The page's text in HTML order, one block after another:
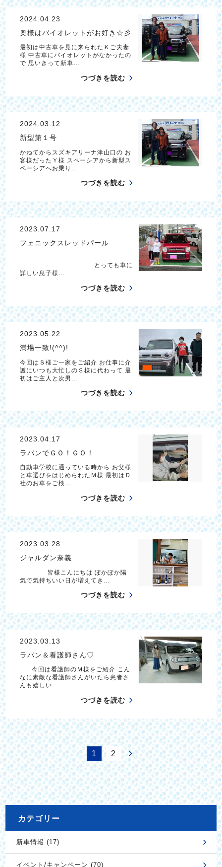
2024.04.23
奥様はバイオレットがお好き☆彡
最初は中古車を見に来られたＫご夫妻
様 中古車にバイオレットがなかったの
で 思いきって新車…
つづきを読む
2024.03.12
新型第１号
かねてからスズキアリーナ津山口の お
客様だったＹ様 スペーシアから新型ス
ペーシアへお乗り…
つづきを読む
2023.07.17
フェニックスレッドパール
とっても車に
詳しい息子様…
つづきを読む
2023.05.22
満場一致!(^^)!
今回はＳ様ご一家をご紹介 お仕事に介
護にいつも大忙しのＳ様に代わって 最
初はご主人と次男…
つづきを読む
2023.04.17
ラパンでＧＯ！ＧＯ！
自動車学校に通っている時から お父様
と車選びをはじめられたＭ様 最初はＤ
社のお車をご検…
つづきを読む
2023.03.28
ジャルダン奈義
皆様こんにちは ぽかぽか陽
気で気持ちいい日が増えてき…
つづきを読む
2023.03.13
ラパン＆看護師さん♡
今回は看護師のＭ様をご紹介 こん
なに素敵な看護師さんがいたら患者さ
んも嬉しい…
つづきを読む
1 2
カテゴリー
新車情報 (17)
イベント/キャンペーン (70)